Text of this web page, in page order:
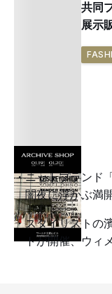
共同
展示
ニットブランド
闇夜に浮かぶ満
スタイリストの
トが開催、ウィ